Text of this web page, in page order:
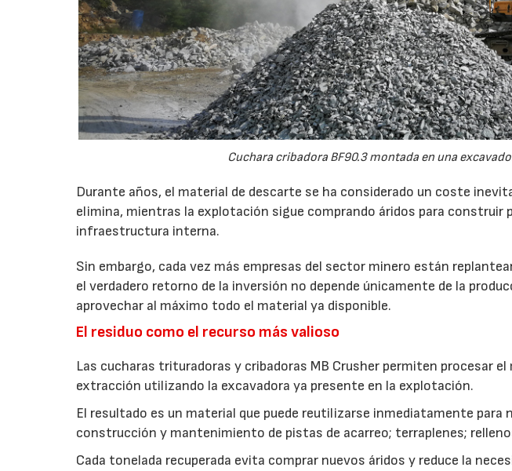
Cuchara cribadora BF90.3 montada en una
Durante años, el material de descarte se ha considerado un coste
elimina, mientras la explotación sigue comprando áridos para construir
infraestructura interna.
Sin embargo, cada vez más empresas del sector minero están
el verdadero retorno de la inversión no depende únicamente de la
aprovechar al máximo todo el material ya disponible.
El residuo como el recurso más valioso
Las cucharas trituradoras y cribadoras MB Crusher permiten procesar
extracción utilizando la excavadora ya presente en la explotación.
El resultado es un material que puede reutilizarse inmediatamente para
construcción y mantenimiento de pistas de acarreo; terraplenes;
Cada tonelada recuperada evita comprar nuevos áridos y reduce la